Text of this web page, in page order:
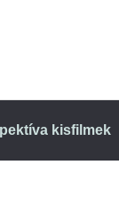
kisfilmek